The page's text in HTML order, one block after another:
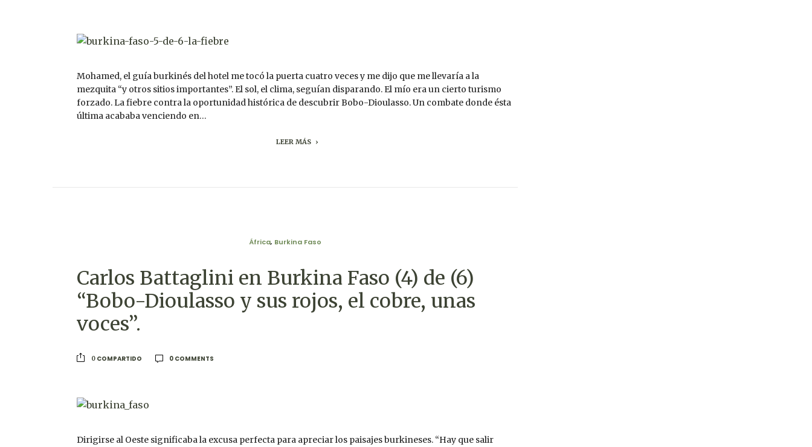
Mohamed, el guía burkinés del hotel me tocó la puerta cuatro veces y me dijo que me llevaría a la
mezquita “y otros sitios importantes”. El sol, el clima, seguían disparando. El mío era un cierto turismo
forzado. La fiebre contra la oportunidad histórica de descubrir Bobo-Dioulasso. Un combate donde ésta
última acababa venciendo en…
LEER MÁS
África, Burkina Faso
Carlos Battaglini en Burkina Faso (4) de (6)
“Bobo-Dioulasso y sus rojos, el cobre, unas
voces”.
0 COMPARTIDO 0 COMMENTS
Dirigirse al Oeste significaba la excusa perfecta para apreciar los paisajes burkineses. “Hay que salir